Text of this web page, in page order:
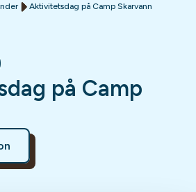
Aktivitetsdag på Camp Skarvann
på Camp